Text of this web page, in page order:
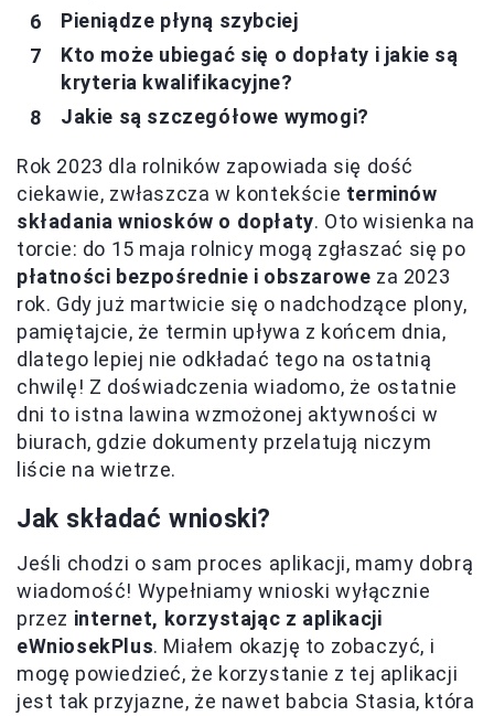
Pieniądze płyną szybciej
Kto może ubiegać się o dopłaty i jakie są
kryteria kwalifikacyjne?
Jakie są szczegółowe wymogi?
Rok 2023 dla rolników zapowiada się dość
ciekawie, zwłaszcza w kontekście terminów
składania wniosków o dopłaty. Oto wisienka na
torcie: do 15 maja rolnicy mogą zgłaszać się po
płatności bezpośrednie i obszarowe za 2023
rok. Gdy już martwicie się o nadchodzące plony,
pamiętajcie, że termin upływa z końcem dnia,
dlatego lepiej nie odkładać tego na ostatnią
chwilę! Z doświadczenia wiadomo, że ostatnie
dni to istna lawina wzmożonej aktywności w
biurach, gdzie dokumenty przelatują niczym
liście na wietrze.
Jak składać wnioski?
Jeśli chodzi o sam proces aplikacji, mamy dobrą
wiadomość! Wypełniamy wnioski wyłącznie
przez internet, korzystając z aplikacji
eWniosekPlus. Miałem okazję to zobaczyć, i
mogę powiedzieć, że korzystanie z tej aplikacji
jest tak przyjazne, że nawet babcia Stasia, która